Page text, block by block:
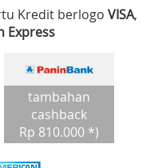
Kredit berlogo VISA,
Express
tambahan
cashback
Rp 810.000 *)